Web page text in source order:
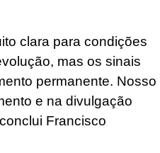
clara para condições
mas os sinais
permanente. Nosso
e na divulgação
Francisco